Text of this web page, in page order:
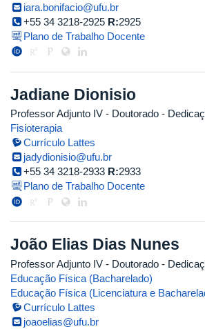
iara.bonifacio@ufu.br
+55 34 3218-2925 R:2925
Plano de Trabalho Docente
Jadiane Dionisio
Professor Adjunto IV - Doutorado -
Fisioterapia
Currículo Lattes
jadydionisio@ufu.br
+55 34 3218-2933 R:2933
Plano de Trabalho Docente
João Elias Dias Nunes
Professor Adjunto IV - Doutorado -
Educação Física (Bacharelado)
Educação Física (Licenciatura e
Currículo Lattes
joaoelias@ufu.br